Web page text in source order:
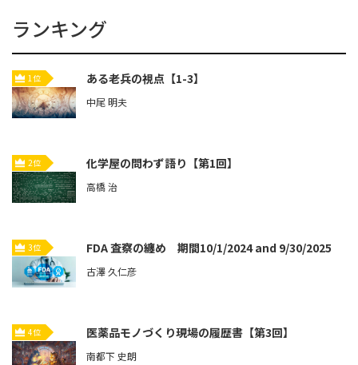
ランキング
1位 ある老兵の視点【1-3】
中尾 明夫
2位 化学屋の問わず語り【第1回】
高橋 治
3位 FDA 査察の纏め 期間10/1/2024 and 9/30/2025
古澤 久仁彦
4位 医薬品モノづくり現場の履歴書【第3回】
南都下 史朗